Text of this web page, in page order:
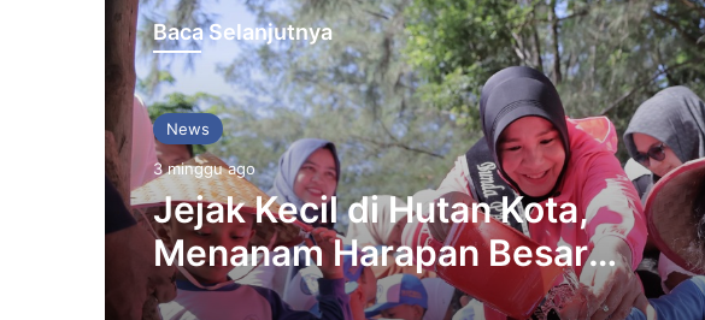
Baca Selanjutnya
News
3 minggu ago
Jejak Kecil di Hutan Kota,
Menanam Harapan Besar
bagi Generasi Banda Aceh